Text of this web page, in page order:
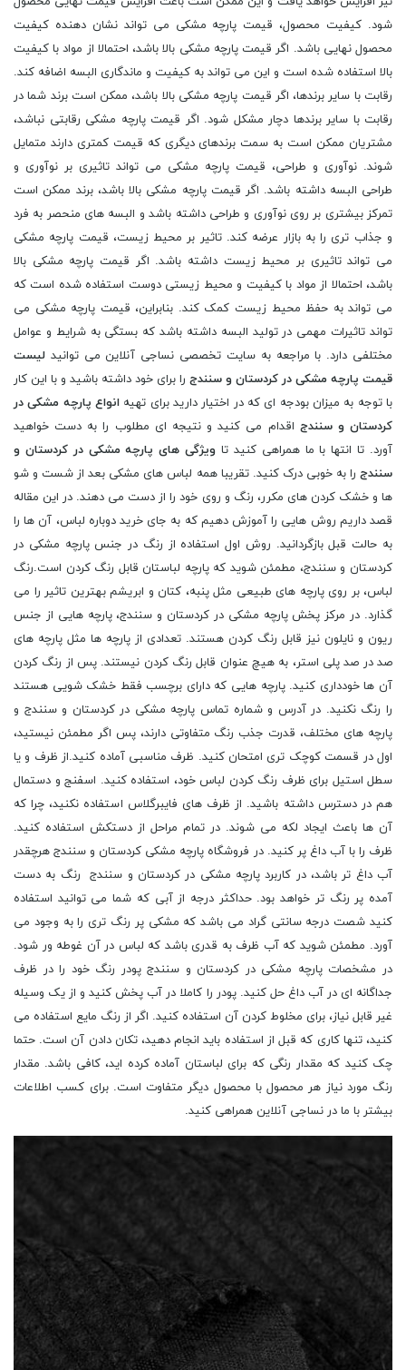
شود. کیفیت محصول، قیمت پارچه مشکی می تواند نشان دهنده کیفیت
محصول نهایی باشد. اگر قیمت پارچه مشکی بالا باشد، احتمالا از مواد با کیفیت
بالا استفاده شده است و این می تواند به کیفیت و ماندگاری البسه اضافه کند.
رقابت با سایر برندها، اگر قیمت پارچه مشکی بالا باشد، ممکن است برند شما در
رقابت با سایر برندها دچار مشکل شود. اگر قیمت پارچه مشکی رقابتی نباشد،
مشتریان ممکن است به سمت برندهای دیگری که قیمت کمتری دارند متمایل
شوند. نوآوری و طراحی، قیمت پارچه مشکی می تواند تاثیری بر نوآوری و
طراحی البسه داشته باشد. اگر قیمت پارچه مشکی بالا باشد، برند ممکن است
تمرکز بیشتری بر روی نوآوری و طراحی داشته باشد و البسه های منحصر به فرد
و جذاب تری را به بازار عرضه کند. تاثیر بر محیط زیست، قیمت پارچه مشکی
می تواند تاثیری بر محیط زیست داشته باشد. اگر قیمت پارچه مشکی بالا
باشد، احتمالا از مواد با کیفیت و محیط زیستی دوست استفاده شده است که
می تواند به حفظ محیط زیست کمک کند. بنابراین، قیمت پارچه مشکی می
تواند تاثیرات مهمی در تولید البسه داشته باشد که بستگی به شرایط و عوامل
مختلفی دارد. با مراجعه به سایت تخصصی نساجی آنلاین می توانید لیست
قیمت پارچه مشکی در کردستان و سنندج را برای خود داشته باشید و با این کار
با توجه به میزان بودجه ای که در اختیار دارید برای تهیه انواع پارچه مشکی در
کردستان و سنندج اقدام می کنید و نتیجه ای مطلوب را به دست خواهید
آورد. تا انتها با ما همراهی کنید تا ویژگی های پارچه مشکی در کردستان و
سنندج را به خوبی درک کنید. تقریبا همه لباس های مشکی بعد از شست و شو
ها و خشک کردن های مکرر، رنگ و روی خود را از دست می دهند. در این مقاله
قصد داریم روش هایی را آموزش دهیم که به جای خرید دوباره لباس، آن ها را
به حالت قبل بازگردانید. روش اول استفاده از رنگ در جنس پارچه مشکی در
کردستان و سنندج، مطمئن شوید که پارچه لباستان قابل رنگ کردن است.رنگ
لباس، بر روی پارچه های طبیعی مثل پنبه، کتان و ابریشم بهترین تاثیر را می
گذارد. در مرکز پخش پارچه مشکی در کردستان و سنندج، پارچه هایی از جنس
ریون و نایلون نیز قابل رنگ کردن هستند. تعدادی از پارچه ها مثل پارچه های
صد در صد پلی استر، به هیچ عنوان قابل رنگ کردن نیستند. پس از رنگ کردن
آن ها خودداری کنید. پارچه هایی که دارای برچسب فقط خشک شویی هستند
را رنگ نکنید. در آدرس و شماره تماس پارچه مشکی در کردستان و سنندج و
پارچه های مختلف، قدرت جذب رنگ متفاوتی دارند، پس اگر مطمئن نیستید،
اول در قسمت کوچک تری امتحان کنید. ظرف مناسبی آماده کنید.از ظرف و یا
سطل استیل برای ظرف رنگ کردن لباس خود، استفاده کنید. اسفنج و دستمال
هم در دسترس داشته باشید. از ظرف های فایبرگلاس استفاده نکنید، چرا که
آن ها باعث ایجاد لکه می شوند. در تمام مراحل از دستکش استفاده کنید.
ظرف را با آب داغ پر کنید. در فروشگاه پارچه مشکی کردستان و سنندج هرچقدر
آب داغ تر باشد، در کاربرد پارچه مشکی در کردستان و سنندج رنگ به دست
آمده پر رنگ تر خواهد بود. حداکثر درجه از آبی که شما می توانید استفاده
کنید شصت درجه سانتی گراد می باشد که مشکی پر رنگ تری را به وجود می
آورد. مطمئن شوید که آب ظرف به قدری باشد که لباس در آن غوطه ور شود.
در مشخصات پارچه مشکی در کردستان و سنندج پودر رنگ خود را در ظرف
جداگانه ای در آب داغ حل کنید. پودر را کاملا در آب پخش کنید و از یک وسیله
غیر قابل نیاز، برای مخلوط کردن آن استفاده کنید. اگر از رنگ مایع استفاده می
کنید، تنها کاری که قبل از استفاده باید انجام دهید، تکان دادن آن است. حتما
چک کنید که مقدار رنگی که برای لباستان آماده کرده اید، کافی باشد. مقدار
رنگ مورد نیاز هر محصول با محصول دیگر متفاوت است. برای کسب اطلاعات
بیشتر با ما در نساجی آنلاین همراهی کنید.